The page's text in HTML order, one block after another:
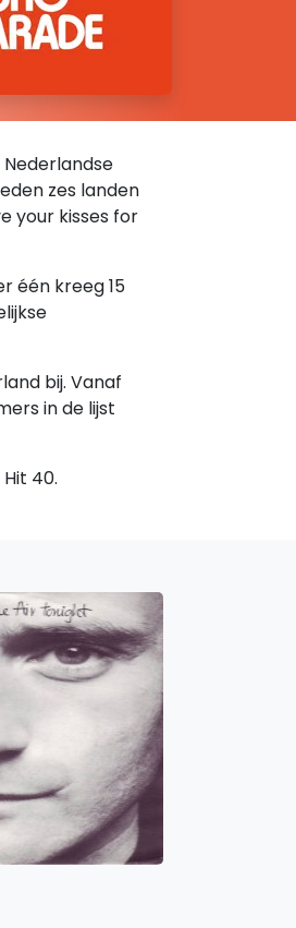
zes landen
your kisses for
één kreeg 15
bij. Vanaf
in de lijst
40.